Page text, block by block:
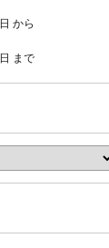
日 から
日 まで